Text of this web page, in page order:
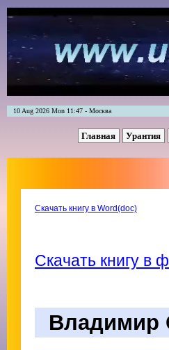
10 Aug 2026 Mon 11:47 - Москва
Главная Урантия
Скачать книгу в Word(doc)
Скачать книгу в
Владимир